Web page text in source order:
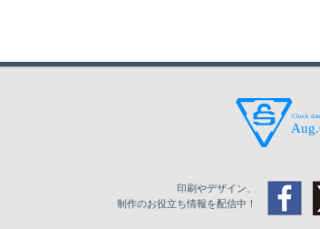
印刷やデザイン、
制作のお役立ち情報を配信中！